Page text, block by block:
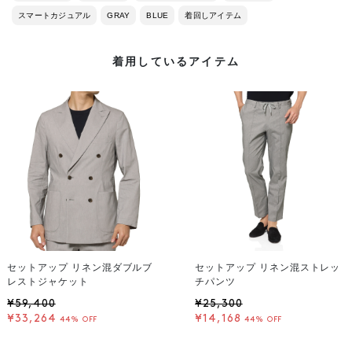
スマートカジュアル GRAY BLUE 着回しアイテム
着用しているアイテム
セットアップ リネン混ダブルブ
レストジャケット
¥59,400
¥33,264 44% OFF
セットアップ リネン混ストレッ
チパンツ
¥25,300
¥14,168 44% OFF